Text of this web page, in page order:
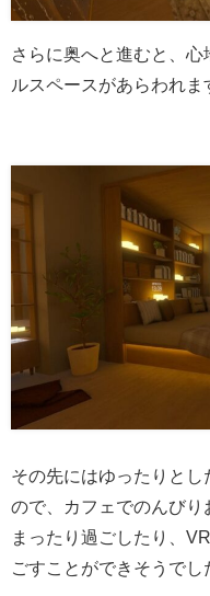
さらに奥へと進むと、
ルスペースがあらわれま
その先にはゆったりと
ので、カフェでのんび
まったり過ごしたり、
ごすことができそうでし